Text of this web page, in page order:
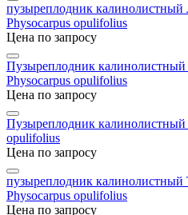
пузыреплодник
Physocarpus opulifolius
Цена по запросу
Пузыреплодник
Physocarpus opulifolius
Цена по запросу
Пузыреплодник
opulifolius
Цена по запросу
пузыреплодник
Physocarpus opulifolius
Цена по запросу